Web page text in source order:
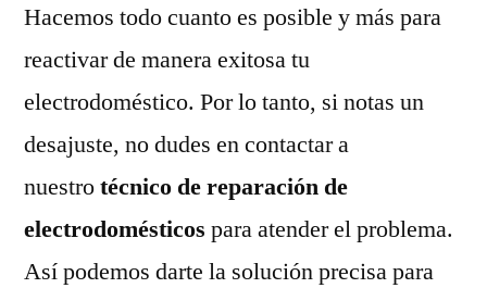
Hacemos todo cuanto es posible y más para
reactivar de manera exitosa tu
electrodoméstico. Por lo tanto, si notas un
desajuste, no dudes en contactar a
nuestrotécnico de reparación de
electrodomésticos para atender el problema.
Así podemos darte la solución precisa para